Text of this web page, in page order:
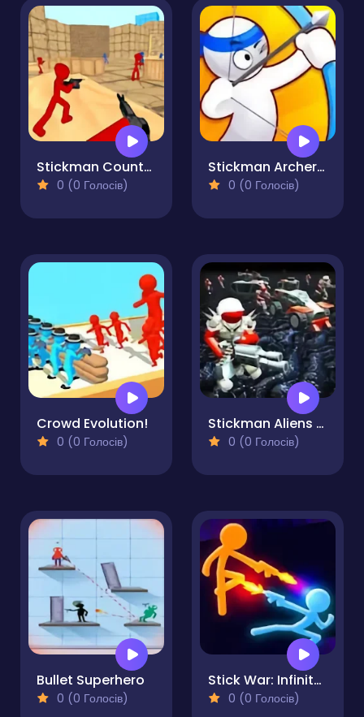
Stickman Counter Terror Strike
0 (0 Голосів)
Stickman Archer Shooting Arrows at Reds
0 (0 Голосів)
Crowd Evolution!
0 (0 Голосів)
Stickman Aliens Battle Simulator
0 (0 Голосів)
Bullet Superhero
0 (0 Голосів)
Stick War: Infinity Duel
0 (0 Голосів)